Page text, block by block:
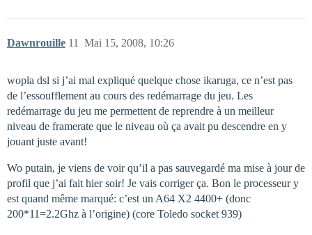
Dawnrouille Mai 15, 2008, 10:26
11
wopla dsl si j’ai mal expliqué quelque chose ikaruga, ce n’est pas
de l’essoufflement au cours des redémarrage du jeu. Les
redémarrage du jeu me permettent de reprendre à un meilleur
niveau de framerate que le niveau où ça avait pu descendre en y
jouant juste avant!
Wo putain, je viens de voir qu’il a pas sauvegardé ma mise à jour de
profil que j’ai fait hier soir! Je vais corriger ça. Bon le processeur y
est quand même marqué: c’est un A64 X2 4400+ (donc
200*11=2.2Ghz à l’origine) (core Toledo socket 939)